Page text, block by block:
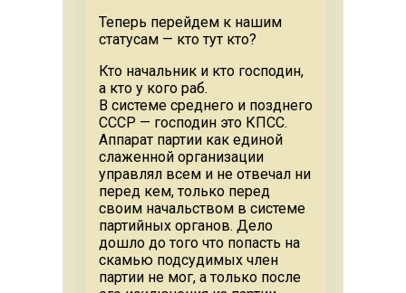
Теперь перейдем к нашим
статусам — кто тут кто?
Кто начальник и кто господин,
а кто у кого раб.
В системе среднего и позднего
СССР — господин это КПСС.
Аппарат партии как единой
слаженной организации
управлял всем и не отвечал ни
перед кем, только перед
своим начальством в системе
партийных органов. Дело
дошло до того что попасть на
скамью подсудимых член
партии не мог, а только после